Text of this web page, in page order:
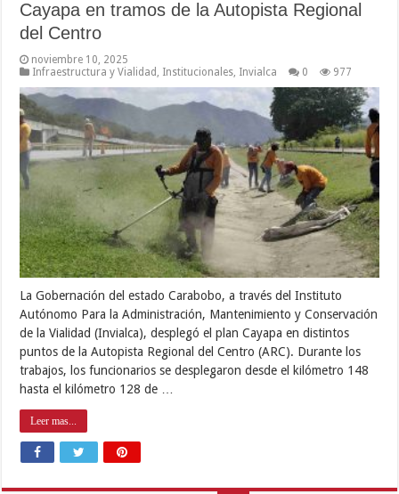
Cayapa en tramos de la Autopista Regional
del Centro
noviembre 10, 2025
Infraestructura y Vialidad
Institucionales Invialca 0 977
La Gobernación del estado Carabobo, a través del Instituto
Autónomo Para la Administración, Mantenimiento y Conservación
de la Vialidad (Invialca), desplegó el plan Cayapa en distintos
puntos de la Autopista Regional del Centro (ARC). Durante los
trabajos, los funcionarios se desplegaron desde el kilómetro 148
hasta el kilómetro 128 de …
Leer mas...